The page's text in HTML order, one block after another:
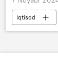
Iqtisod
Investitsiyalar